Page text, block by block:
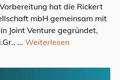
hat die Rickert
mbH gemeinsam mit
Joint Venture gegründet,
... Weiterlesen